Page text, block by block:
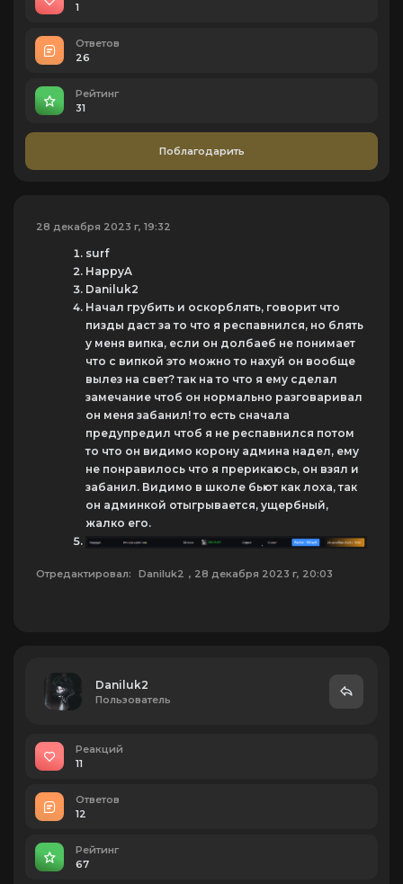
1
Ответов
26
Рейтинг
31
Поблагодарить
28 декабря 2023 г, 19:32
surf
HappyA
Daniluk2
Начал грубить и оскорблять, говорит что
пизды даст за то что я респавнился, но блять
у меня випка, если он долбаеб не понимает
что с випкой это можно то нахуй он вообще
вылез на свет? так на то что я ему сделал
замечание чтоб он нормально разговаривал
он меня забанил! то есть сначала
предупредил чтоб я не респавнился потом
то что он видимо корону админа надел, ему
не понравилось что я прерикаюсь, он взял и
забанил. Видимо в школе бьют как лоха, так
он админкой отыгрывается, ущербный,
жалко его.
Отредактировал: Daniluk2 , 28 декабря 2023 г, 20:03
Daniluk2
Пользователь
Реакций
11
Ответов
12
Рейтинг
67